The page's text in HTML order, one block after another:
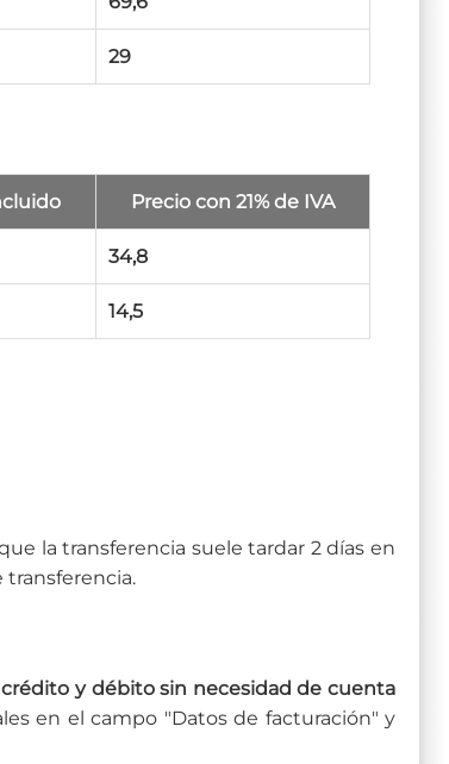
29
Precio con 21% de IVA
34,8
14,5
la transferencia suele tardar 2 días en
transferencia.
y débito sin necesidad de cuenta
en el campo "Datos de facturación" y